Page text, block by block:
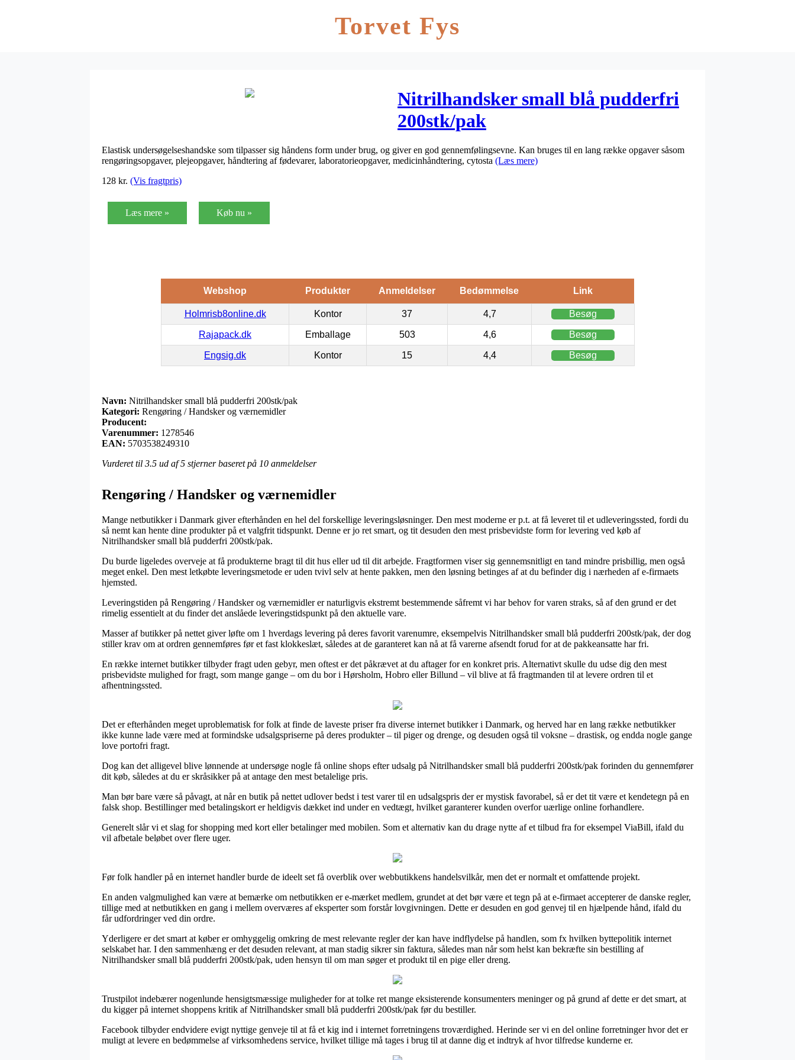
Torvet Fys
Nitrilhandsker small blå pudderfri
200stk/pak
Elastisk undersøgelseshandske som tilpasser sig håndens form under brug, og giver en god gennemfølingsevne. Kan bruges til en lang række opgaver såsom
rengøringsopgaver, plejeopgaver, håndtering af fødevarer, laboratorieopgaver, medicinhåndtering, cytosta (Læs mere)
128 kr. (Vis fragtpris)
Læs mere » Køb nu »
Webshop Produkter Anmeldelser Bedømmelse Link
Holmrisb8online.dk Kontor 37 4,7 Besøg
Rajapack.dk Emballage 503 4,6 Besøg
Engsig.dk Kontor 15 4,4 Besøg
Navn: Nitrilhandsker small blå pudderfri 200stk/pak
Kategori: Rengøring / Handsker og værnemidler
Producent:
Varenummer: 1278546
EAN: 5703538249310
Vurderet til 3.5 ud af 5 stjerner baseret på 10 anmeldelser
Rengøring / Handsker og værnemidler
Mange netbutikker i Danmark giver efterhånden en hel del forskellige leveringsløsninger. Den mest moderne er p.t. at få leveret til et udleveringssted, fordi du
så nemt kan hente dine produkter på et valgfrit tidspunkt. Denne er jo ret smart, og tit desuden den mest prisbevidste form for levering ved køb af
Nitrilhandsker small blå pudderfri 200stk/pak.
Du burde ligeledes overveje at få produkterne bragt til dit hus eller ud til dit arbejde. Fragtformen viser sig gennemsnitligt en tand mindre prisbillig, men også
meget enkel. Den mest letkøbte leveringsmetode er uden tvivl selv at hente pakken, men den løsning betinges af at du befinder dig i nærheden af e-firmaets
hjemsted.
Leveringstiden på Rengøring / Handsker og værnemidler er naturligvis ekstremt bestemmende såfremt vi har behov for varen straks, så af den grund er det
rimelig essentielt at du finder det anslåede leveringstidspunkt på den aktuelle vare.
Masser af butikker på nettet giver løfte om 1 hverdags levering på deres favorit varenumre, eksempelvis Nitrilhandsker small blå pudderfri 200stk/pak, der dog
stiller krav om at ordren gennemføres før et fast klokkeslæt, således at de garanteret kan nå at få varerne afsendt forud for at de pakkeansatte har fri.
En række internet butikker tilbyder fragt uden gebyr, men oftest er det påkrævet at du aftager for en konkret pris. Alternativt skulle du udse dig den mest
prisbevidste mulighed for fragt, som mange gange – om du bor i Hørsholm, Hobro eller Billund – vil blive at få fragtmanden til at levere ordren til et
afhentningssted.
Det er efterhånden meget uproblematisk for folk at finde de laveste priser fra diverse internet butikker i Danmark, og herved har en lang række netbutikker
ikke kunne lade være med at formindske udsalgspriserne på deres produkter – til piger og drenge, og desuden også til voksne – drastisk, og endda nogle gange
love portofri fragt.
Dog kan det alligevel blive lønnende at undersøge nogle få online shops efter udsalg på Nitrilhandsker small blå pudderfri 200stk/pak forinden du gennemfører
dit køb, således at du er skråsikker på at antage den mest betalelige pris.
Man bør bare være så påvagt, at når en butik på nettet udlover bedst i test varer til en udsalgspris der er mystisk favorabel, så er det tit være et kendetegn på en
falsk shop. Bestillinger med betalingskort er heldigvis dækket ind under en vedtægt, hvilket garanterer kunden overfor uærlige online forhandlere.
Generelt slår vi et slag for shopping med kort eller betalinger med mobilen. Som et alternativ kan du drage nytte af et tilbud fra for eksempel ViaBill, ifald du
vil afbetale beløbet over flere uger.
Før folk handler på en internet handler burde de ideelt set få overblik over webbutikkens handelsvilkår, men det er normalt et omfattende projekt.
En anden valgmulighed kan være at bemærke om netbutikken er e-mærket medlem, grundet at det bør være et tegn på at e-firmaet accepterer de danske regler,
tillige med at netbutikken en gang i mellem overværes af eksperter som forstår lovgivningen. Dette er desuden en god genvej til en hjælpende hånd, ifald du
får udfordringer ved din ordre.
Yderligere er det smart at køber er omhyggelig omkring de mest relevante regler der kan have indflydelse på handlen, som fx hvilken byttepolitik internet
selskabet har. I den sammenhæng er det desuden relevant, at man stadig sikrer sin faktura, således man når som helst kan bekræfte sin bestilling af
Nitrilhandsker small blå pudderfri 200stk/pak, uden hensyn til om man søger et produkt til en pige eller dreng.
Trustpilot indebærer nogenlunde hensigtsmæssige muligheder for at tolke ret mange eksisterende konsumenters meninger og på grund af dette er det smart, at
du kigger på internet shoppens kritik af Nitrilhandsker small blå pudderfri 200stk/pak før du bestiller.
Facebook tilbyder endvidere evigt nyttige genveje til at få et kig ind i internet forretningens troværdighed. Herinde ser vi en del online forretninger hvor det er
muligt at levere en bedømmelse af virksomhedens service, hvilket tillige må tages i brug til at danne dig et indtryk af hvor tilfredse kunderne er.